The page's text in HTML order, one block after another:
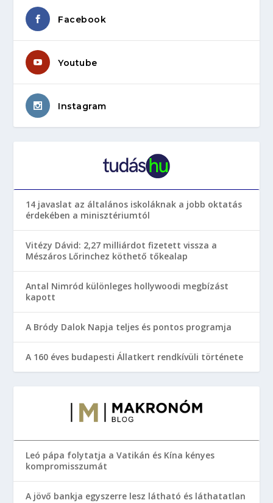
Facebook
Youtube
Instagram
14 javaslat az általános iskoláknak a jobb oktatás
érdekében a minisztériumtól
Vitézy Dávid: 2,27 milliárdot fizetett vissza a
Mészáros Lőrinchez köthető tőkealap
Antal Nimród különleges hollywoodi megbízást
kapott
A Bródy Dalok Napja teljes és pontos programja
A 160 éves budapesti Állatkert rendkívüli története
Leó pápa folytatja a Vatikán és Kína kényes
kompromisszumát
A jövő bankja egyszerre lesz látható és láthatatlan